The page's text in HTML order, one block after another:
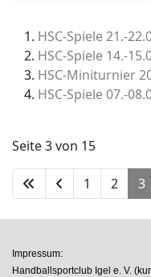
HSC-Spiele 21.-
HSC-Spiele 14.-
HSC-Miniturnier
HSC-Spiele 07.-
Seite 3 von 15
1 2 3
Impressum:
Handballsportclub Igel e. V.